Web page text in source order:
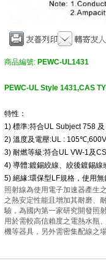
商品編號: PEWC-UL1431
PEWC-UL Style 1431,CAS
特性：
1) 標準:符合UL Subject 758
2) 溫度及電壓:UL :
3) 耐燃等級:符合UL VW-1及
4) 導體:鍍錫絞線、絞後鍍錫線
5) 絕緣:環保型LF規格，使用
照射線為使用電子加速器產生
之熱安定性能且增加其耐磨、
驗，為國內第一家研究開發照
用於需較高信賴度之電熱水瓶
機等器具，另外需密集配線之